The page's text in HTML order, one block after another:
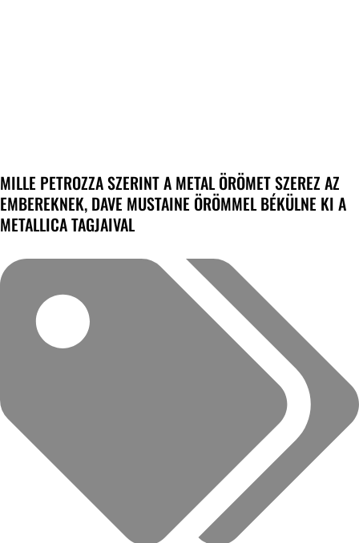
MILLE PETROZZA SZERINT A METAL ÖRÖMET SZEREZ AZ
EMBEREKNEK, DAVE MUSTAINE ÖRÖMMEL BÉKÜLNE KI A
METALLICA TAGJAIVAL